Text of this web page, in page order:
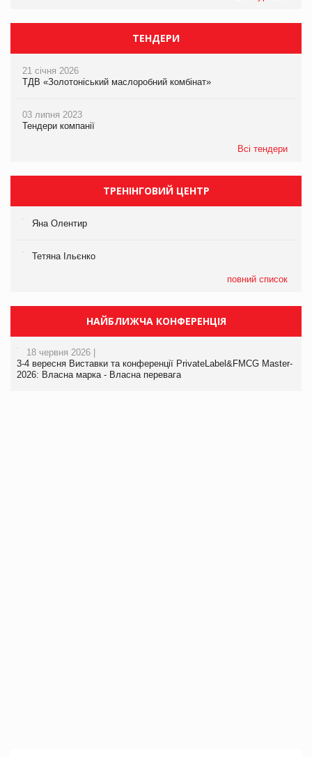
ТЕНДЕРИ
21 січня 2026
ТДВ «Золотоніський маслоробний комбінат»
03 липня 2023
Тендери компанії
Всі тендери
ТРЕНІНГОВИЙ ЦЕНТР
Яна Олентир
Тетяна Ільєнко
повний список
НАЙБЛИЖЧА КОНФЕРЕНЦІЯ
18 червня 2026 |
3-4 вересня Виставки та конференції PrivateLabel&FMCG Master-
2026: Власна марка - Власна перевага